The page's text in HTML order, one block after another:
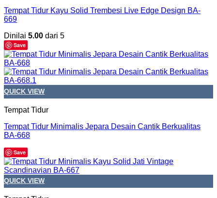
Tempat Tidur Kayu Solid Trembesi Live Edge Design BA-
669
Dinilai 5.00 dari 5
Save
QUICK VIEW
Tempat Tidur
Tempat Tidur Minimalis Jepara Desain Cantik Berkualitas
BA-668
Save
QUICK VIEW